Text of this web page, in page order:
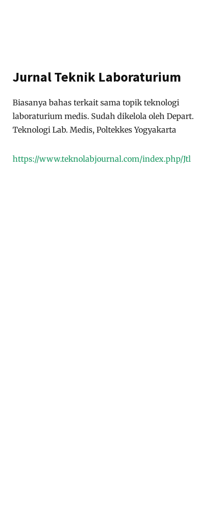
Jurnal Teknik Laboraturium
Biasanya bahas terkait sama topik teknologi
laboraturium medis. Sudah dikelola oleh Depart.
Teknologi Lab. Medis, Poltekkes Yogyakarta
https://www.teknolabjournal.com/index.php/Jtl